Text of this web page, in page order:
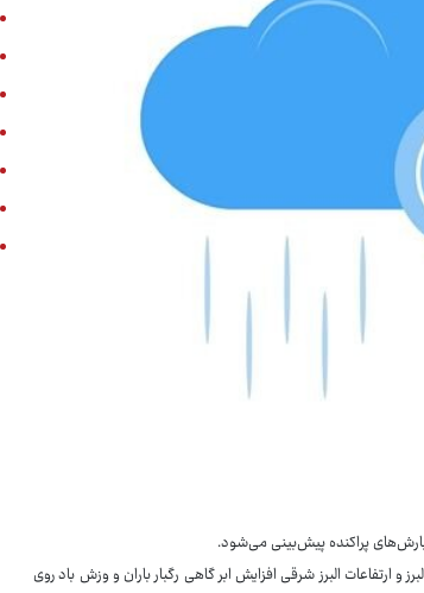
بارش‌های پراکنده پیش‌بینی می‌شود.
تهران، البرز و ارتفاعات البرز شرقی افزایش ابر گاهی رگبار باران و وزش باد روی